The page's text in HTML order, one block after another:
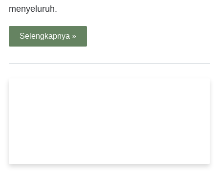
menyeluruh.
Selengkapnya »